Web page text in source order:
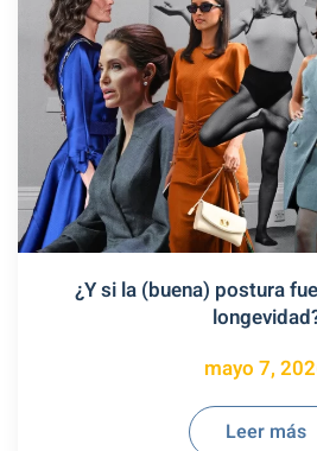
¿Y si la (buena) postura
mayo 7,
Leer más